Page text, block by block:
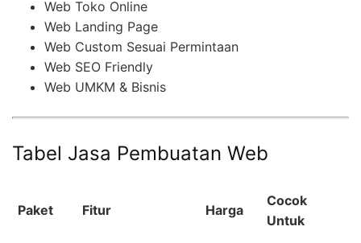
Web Toko Online
Web Landing Page
Web Custom Sesuai Permintaan
Web SEO Friendly
Web UMKM & Bisnis
Tabel Jasa Pembuatan Web
Paket Fitur Harga
Cocok
Untuk